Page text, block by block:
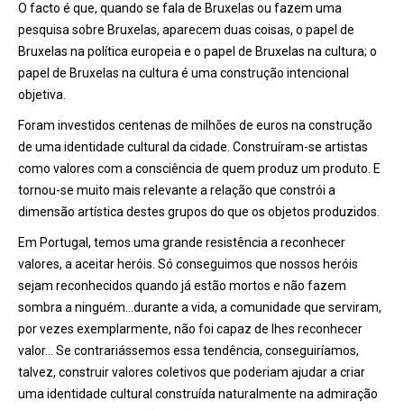
O facto é que, quando se fala de Bruxelas ou fazem uma
pesquisa sobre Bruxelas, aparecem duas coisas, o papel de
Bruxelas na política europeia e o papel de Bruxelas na cultura; o
papel de Bruxelas na cultura é uma construção intencional
objetiva.
Foram investidos centenas de milhões de euros na construção
de uma identidade cultural da cidade. Construíram-se artistas
como valores com a consciência de quem produz um produto. E
tornou-se muito mais relevante a relação que constrói a
dimensão artística destes grupos do que os objetos produzidos.
Em Portugal, temos uma grande resistência a reconhecer
valores, a aceitar heróis. Só conseguimos que nossos heróis
sejam reconhecidos quando já estão mortos e não fazem
sombra a ninguém…durante a vida, a comunidade que serviram,
por vezes exemplarmente, não foi capaz de lhes reconhecer
valor… Se contrariássemos essa tendência, conseguiríamos,
talvez, construir valores coletivos que poderiam ajudar a criar
uma identidade cultural construída naturalmente na admiração